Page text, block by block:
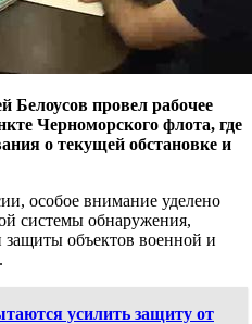
провел рабочее
Черноморского флота, где
о текущей обстановке и
особое внимание уделено
системы обнаружения,
объектов военной и
усилить защиту от